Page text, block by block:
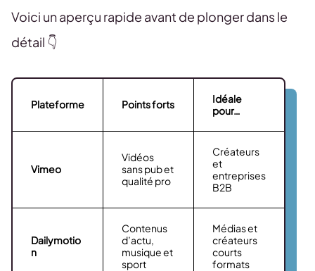
Voici un aperçu rapide avant de plonger dans le
détail 👇
Plateforme Points forts
Idéale
pour…
Vimeo
Vidéos
sans pub et
qualité pro
Créateurs
et
entreprises
B2B
Dailymotio
n
Contenus
d’actu,
musique et
sport
Médias et
créateurs
courts
formats